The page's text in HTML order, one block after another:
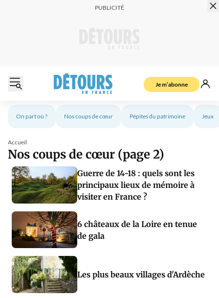
Je m’abonne
On part où ? Nos coups de cœur Pépites du patrimoine Jeux
Accueil
Nos coups de cœur (page 2)
Guerre de 14-18 : quels sont les
principaux lieux de mémoire à
visiter en France ?
6 châteaux de la Loire en tenue
de gala
Les plus beaux villages d'Ardèche